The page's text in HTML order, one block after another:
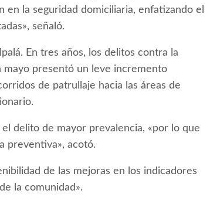
en la seguridad domiciliaria, enfatizando el
señaló.
En tres años, los delitos contra la
mayo presentó un leve incremento
de patrullaje hacia las áreas de
delito de mayor prevalencia, «por lo que
preventiva», acotó.
de las mejoras en los indicadores
la comunidad».